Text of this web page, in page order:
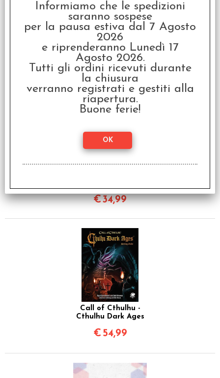
Il Richiamo di Cthulhu -
Guida del Custode
€39,99
Il Richiamo di Cthulhu -
€34,99
Call of Cthulhu -
Cthulhu Dark Ages
€ 54,99
Informiamo che le spedizioni
saranno sospese
per la pausa estiva dal 7 Agosto
2026
e riprenderanno Lunedì 17
Agosto 2026.
Tutti gli ordini ricevuti durante
la chiusura
verranno registrati e gestiti alla
riapertura.
Buone ferie!